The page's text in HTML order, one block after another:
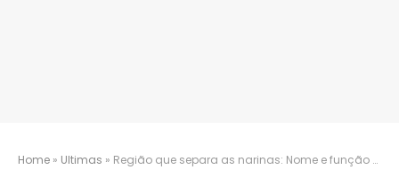
Home » Ultimas » Região que separa as narinas: Nome e função do septo nasal revelados